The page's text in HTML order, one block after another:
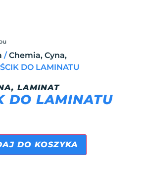
/ Chemia, Cyna,
DO LAMINATU
LAMINAT
DO LAMINATU
DO KOSZYKA